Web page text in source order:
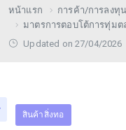
หน้าแรก
การค้า/การลงทุน
มาตรการตอบโต้การทุ่มต
Updated on 27/04/2026
สินค้าสิ่งทอ